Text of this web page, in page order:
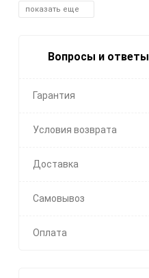
показать еще
Вопросы и ответы
Гарантия
Условия возврата
Доставка
Самовывоз
Оплата